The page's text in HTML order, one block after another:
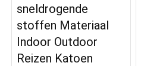
sneldrogende
stoffen Materiaal
Indoor Outdoor
Reizen Katoen